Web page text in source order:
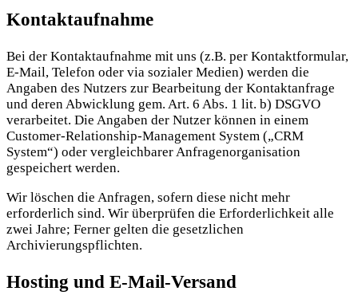
Kontaktaufnahme
Bei der Kontaktaufnahme mit uns (z.B. per Kontaktformular,
E-Mail, Telefon oder via sozialer Medien) werden die
Angaben des Nutzers zur Bearbeitung der Kontaktanfrage
und deren Abwicklung gem. Art. 6 Abs. 1 lit. b) DSGVO
verarbeitet. Die Angaben der Nutzer können in einem
Customer-Relationship-Management System („CRM
System“) oder vergleichbarer Anfragenorganisation
gespeichert werden.
Wir löschen die Anfragen, sofern diese nicht mehr
erforderlich sind. Wir überprüfen die Erforderlichkeit alle
zwei Jahre; Ferner gelten die gesetzlichen
Archivierungspflichten.
Hosting und E-Mail-Versand